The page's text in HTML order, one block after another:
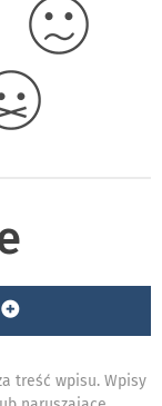
treść wpisu. Wpisy